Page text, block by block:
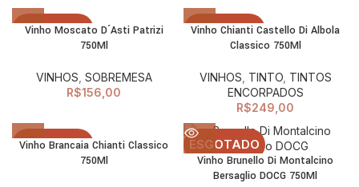
ESGOTADO
Vinho Moscato D´Asti Patrizi
750Ml
VINHOS SOBREMESA
R$156,00
ESGOTADO
Vinho Chianti Castello Di Albola
Classico 750Ml
VINHOS TINTO, TINTOS
ENCORPADOS
R$249,00
ESGOTADO
Vinho Brancaia Chianti Classico
750Ml
ESGOTADO
Vinho Brunello Di Montalcino
Bersaglio DOCG 750Ml